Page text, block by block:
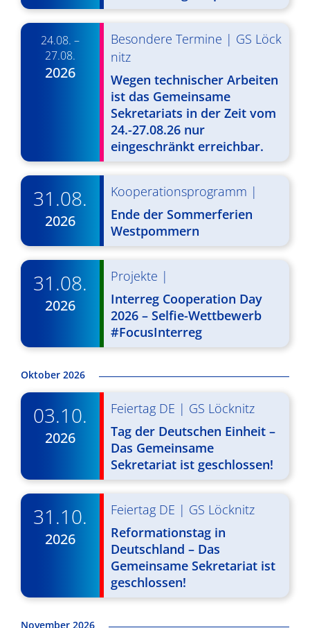
24.08. –
27.08.
2026
Besondere Termine | GS Löck
nitz
Wegen technischer Arbeiten
ist das Gemeinsame
Sekretariats in der Zeit vom
24.-27.08.26 nur
eingeschränkt erreichbar.
31.08.
2026
Kooperationsprogramm |
Ende der Sommerferien
Westpommern
31.08.
2026
Projekte |
Interreg Cooperation Day
2026 – Selfie-Wettbewerb
#FocusInterreg
Oktober 2026
03.10.
2026
Feiertag DE | GS Löcknitz
Tag der Deutschen Einheit –
Das Gemeinsame
Sekretariat ist geschlossen!
31.10.
2026
Feiertag DE | GS Löcknitz
Reformationstag in
Deutschland – Das
Gemeinsame Sekretariat ist
geschlossen!
November 2026